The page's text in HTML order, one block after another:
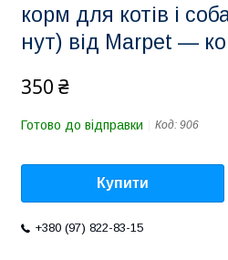
корм для котів і
нут) від Marpet —
350 ₴
Готово до відправки Код: 906
Купити
+380 (97) 822-83-15